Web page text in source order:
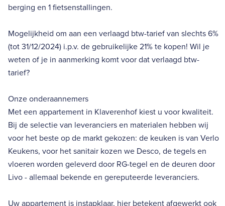
berging en 1 fietsenstallingen.
Mogelijkheid om aan een verlaagd btw-tarief van slechts 6%
(tot 31/12/2024) i.p.v. de gebruikelijke 21% te kopen! Wil je
weten of je in aanmerking komt voor dat verlaagd btw-
tarief?
Onze onderaannemers
Met een appartement in Klaverenhof kiest u voor kwaliteit.
Bij de selectie van leveranciers en materialen hebben wij
voor het beste op de markt gekozen: de keuken is van Verlo
Keukens, voor het sanitair kozen we Desco, de tegels en
vloeren worden geleverd door RG-tegel en de deuren door
Livo - allemaal bekende en gereputeerde leveranciers.
Uw appartement is instapklaar, hier betekent afgewerkt ook